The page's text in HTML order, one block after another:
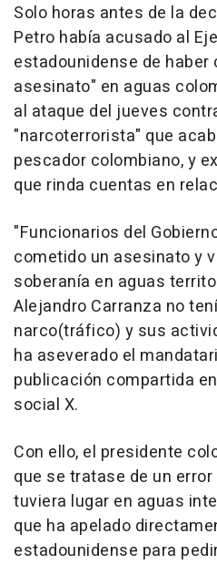
Solo horas antes de la
Petro había acusado al
estadounidense de haber
asesinato" en aguas
al ataque del jueves
"narcoterrorista" que
pescador colombiano, y
que rinda cuentas en
"Funcionarios del
cometido un asesinato y
soberanía en aguas
Alejandro Carranza no
narco(tráfico) y sus
ha aseverado el
publicación compartida
social X.
Con ello, el presidente
que se tratase de un
tuviera lugar en aguas
que ha apelado
estadounidense para